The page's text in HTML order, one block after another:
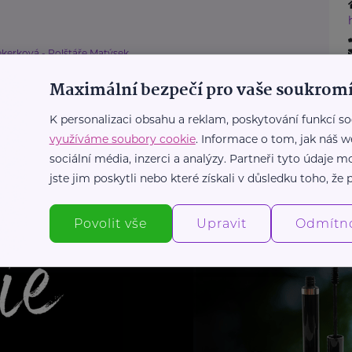
- Polštáře Matýsek
důležité naslouchat svému tělu a
spací polohu během těhotenství
Žena
Další články
Maximální bezpečí pro vaše
K personalizaci obsahu a reklam, poskytování funkcí
využíváme soubory cookie. Informace o tom, jak náš
sociální média, inzerci a analýzy. Partneři tyto údaje
jste jim poskytli nebo které získali v důsledku toho, že
Povolit vše Upravit